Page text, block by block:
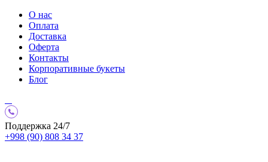
О нас
Оплата
Доставка
Оферта
Контакты
Корпоративные букеты
Блог
Поддержка 24/7
+998 (90) 808 34 37